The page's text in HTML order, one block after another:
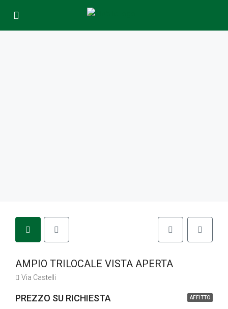
AMPIO TRILOCALE VISTA APERTA
Via Castelli
PREZZO SU RICHIESTA AFFITTO